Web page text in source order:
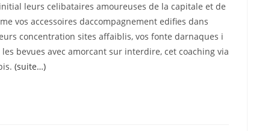
leurs celibataires amoureuses de la capitale et de
vos accessoires daccompagnement edifies dans
concentration sites affaiblis, vos fonte darnaques i
bevues avec amorcant sur interdire, cet coaching via
(suite…)